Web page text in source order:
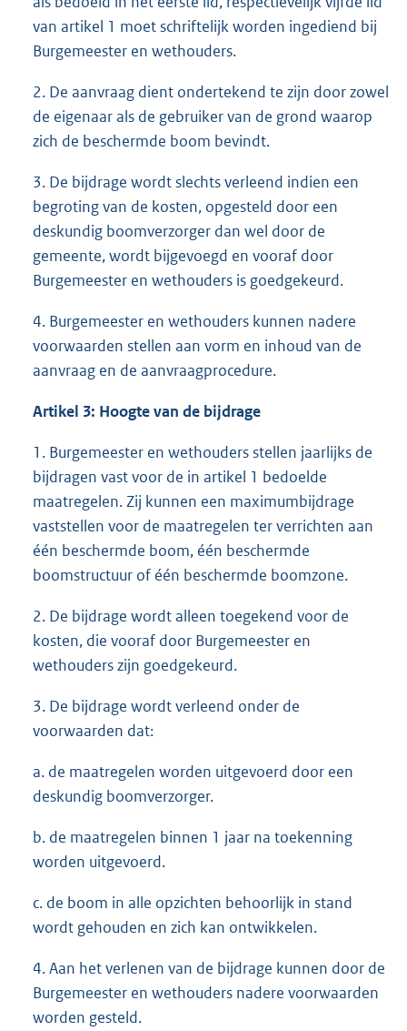
van artikel 1 moet schriftelijk worden ingediend bij
Burgemeester en wethouders.
2. De aanvraag dient ondertekend te zijn door zowel
de eigenaar als de gebruiker van de grond waarop
zich de beschermde boom bevindt.
3. De bijdrage wordt slechts verleend indien een
begroting van de kosten, opgesteld door een
deskundig boomverzorger dan wel door de
gemeente, wordt bijgevoegd en vooraf door
Burgemeester en wethouders is goedgekeurd.
4. Burgemeester en wethouders kunnen nadere
voorwaarden stellen aan vorm en inhoud van de
aanvraag en de aanvraagprocedure.
Artikel 3: Hoogte van de bijdrage
1. Burgemeester en wethouders stellen jaarlijks de
bijdragen vast voor de in artikel 1 bedoelde
maatregelen. Zij kunnen een maximumbijdrage
vaststellen voor de maatregelen ter verrichten aan
één beschermde boom, één beschermde
boomstructuur of één beschermde boomzone.
2. De bijdrage wordt alleen toegekend voor de
kosten, die vooraf door Burgemeester en
wethouders zijn goedgekeurd.
3. De bijdrage wordt verleend onder de
voorwaarden dat:
a. de maatregelen worden uitgevoerd door een
deskundig boomverzorger.
b. de maatregelen binnen 1 jaar na toekenning
worden uitgevoerd.
c. de boom in alle opzichten behoorlijk in stand
wordt gehouden en zich kan ontwikkelen.
4. Aan het verlenen van de bijdrage kunnen door de
Burgemeester en wethouders nadere voorwaarden
worden gesteld.